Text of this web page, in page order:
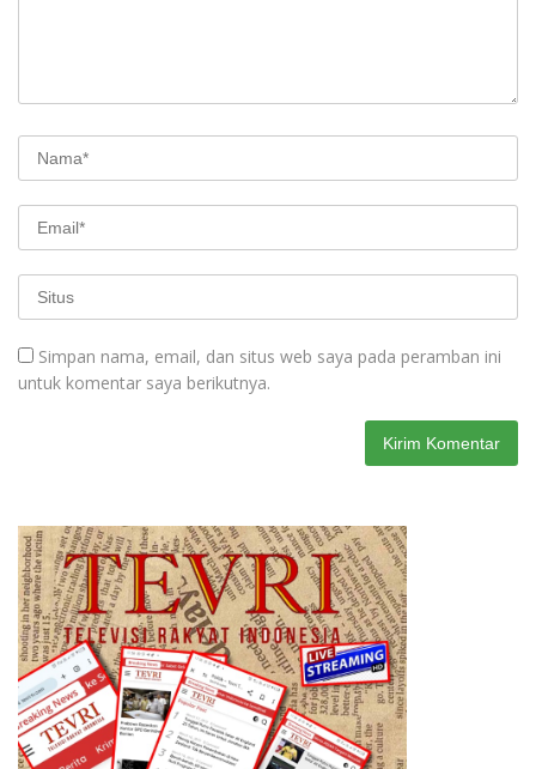
Simpan nama, email, dan situs web saya pada peramban ini
untuk komentar saya berikutnya.